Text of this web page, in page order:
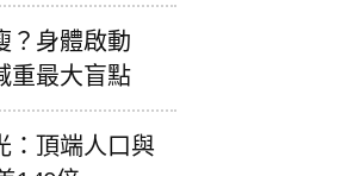
？身體啟動
重最大盲點
：頂端人口與